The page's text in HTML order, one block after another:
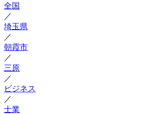
全国
／
埼玉県
／
朝霞市
／
三原
／
ビジネス
／
士業